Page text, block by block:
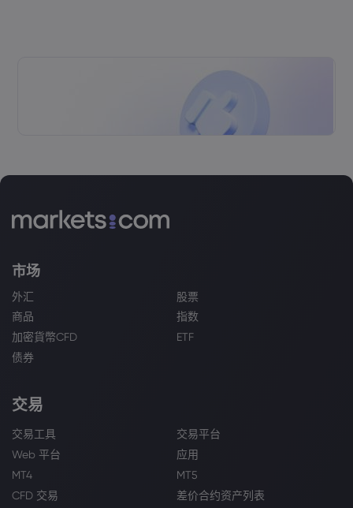
市场
外汇
股票
商品
指数
加密貨幣CFD
ETF
债券
交易
交易工具
交易平台
Web 平台
应用
MT4
MT5
CFD 交易
差价合约资产列表